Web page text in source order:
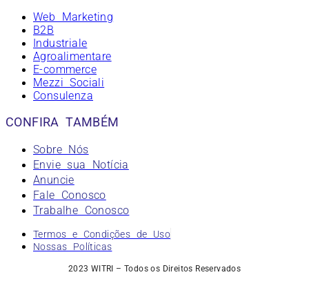
Web Marketing
B2B
Industriale
Agroalimentare
E-commerce
Mezzi Sociali
Consulenza
CONFIRA TAMBÉM
Sobre Nós
Envie sua Notícia
Anuncie
Fale Conosco
Trabalhe Conosco
Termos e Condições de Uso
Nossas Políticas
2023 WITRI – Todos os Direitos Reservados